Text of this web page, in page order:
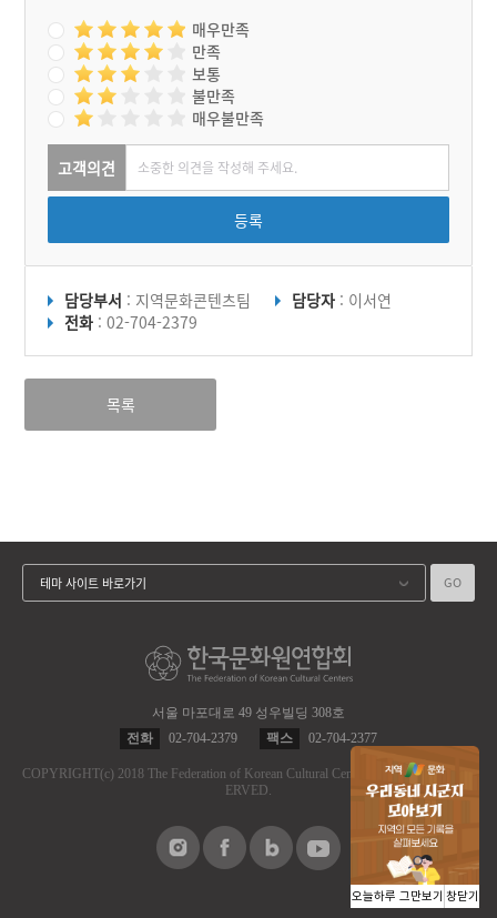
매우만족
만족
보통
불만족
매우불만족
고객의견
등록
담당부서 : 지역문화콘텐츠팀 담당자 : 이서연
전화 : 02-704-2379
목록
서울 마포대로 49 성우빌딩 308호
전화
02-704-2379 팩스 02-704-2377
COPYRIGHT(c) 2018 The Federation of Korean Cultural Centers.
ALL RIGHT RES
ERVED.
테마 사이트 바로가기 GO
오늘하루 그만보기 창닫기